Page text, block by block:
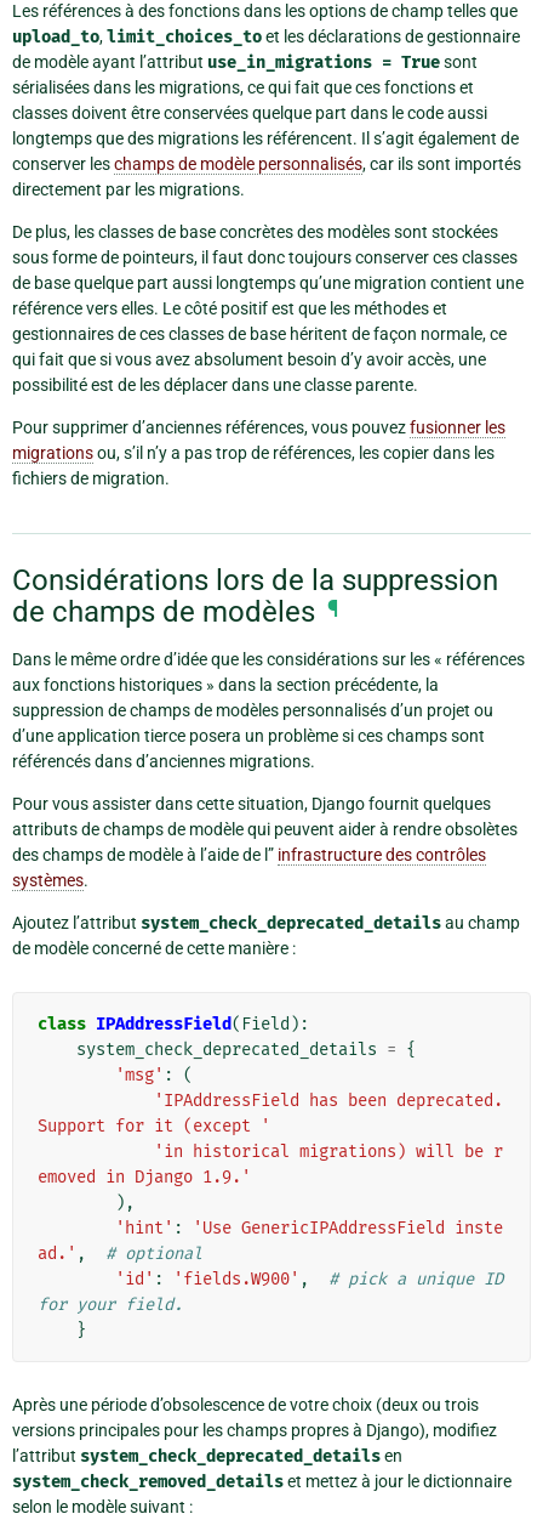
Les références à des fonctions dans les options de champ telles que
upload_to,limit_choices_toet les déclarations de gestionnaire
de modèle ayant l’attribut use_in_migrations = Truesont
sérialisées dans les migrations, ce qui fait que ces fonctions et
classes doivent être conservées quelque part dans le code aussi
longtemps que des migrations les référencent. Il s’agit également de
conserver leschamps de modèle personnalisés, car ils sont importés
directement par les migrations.
De plus, les classes de base concrètes des modèles sont stockées
sous forme de pointeurs, il faut donc toujours conserver ces classes
de base quelque part aussi longtemps qu’une migration contient une
référence vers elles. Le côté positif est que les méthodes et
gestionnaires de ces classes de base héritent de façon normale, ce
qui fait que si vous avez absolument besoin d’y avoir accès, une
possibilité est de les déplacer dans une classe parente.
Pour supprimer d’anciennes références, vous pouvezfusionner les
migrationsou, s’il n’y a pas trop de références, les copier dans les
fichiers de migration.
Considérations lors de la suppression
de champs de modèles ¶
Dans le même ordre d’idée que les considérations sur les « références
aux fonctions historiques » dans la section précédente, la
suppression de champs de modèles personnalisés d’un projet ou
d’une application tierce posera un problème si ces champs sont
référencés dans d’anciennes migrations.
Pour vous assister dans cette situation, Django fournit quelques
attributs de champs de modèle qui peuvent aider à rendre obsolètes
des champs de modèle à l’aide de l” infrastructure des contrôles
systèmes.
Ajoutez l’attribut system_check_deprecated_detailsau champ
de modèle concerné de cette manière :
class IPAddressField( Field ):
system_check_deprecated_details = {
'msg' :
(
'IPAddressField has been deprecated.
Support for it (except '
'in historical migrations) will be r
emoved in Django 1.9.'
),
'hint' :
'Use GenericIPAddressField inste
ad.' ,
# optional
'id' : 'fields.W900' ,
# pick a unique ID
for your field.
}
Après une période d’obsolescence de votre choix (deux ou trois
versions principales pour les champs propres à Django), modifiez
l’attribut system_check_deprecated_detailsen
system_check_removed_detailset mettez à jour le dictionnaire
selon le modèle suivant :